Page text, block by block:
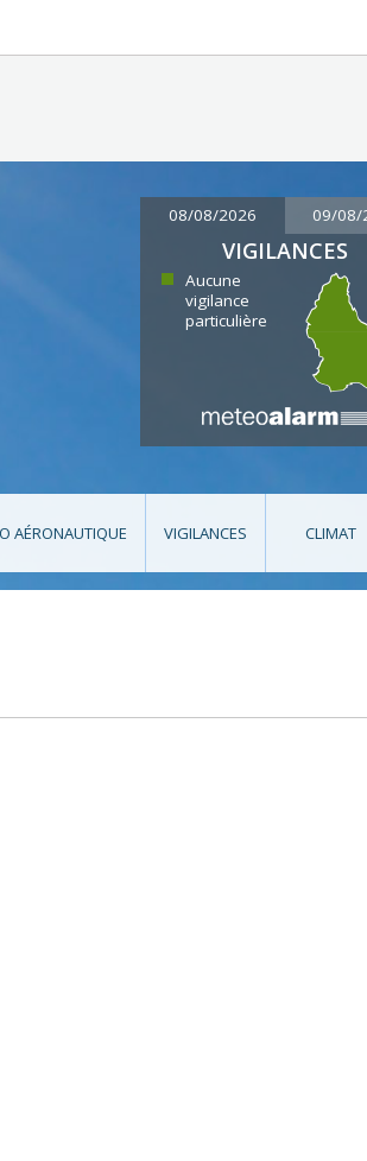
08/08/2026 09/08/
VIGILANCES
Aucune
vigilance
particulière
AÉRONAUTIQUE VIGILANCES CLIMAT